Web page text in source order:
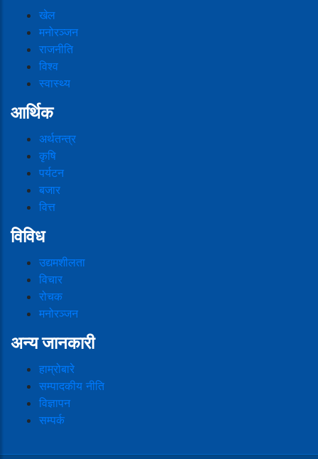
खेल
मनोरञ्जन
राजनीति
विश्व
स्वास्थ्य
आर्थिक
अर्थतन्त्र
कृषि
पर्यटन
बजार
वित्त
विविध
उद्यमशीलता
विचार
रोचक
मनोरञ्जन
अन्य जानकारी
हाम्रोबारे
सम्पादकीय नीति
विज्ञापन
सम्पर्क